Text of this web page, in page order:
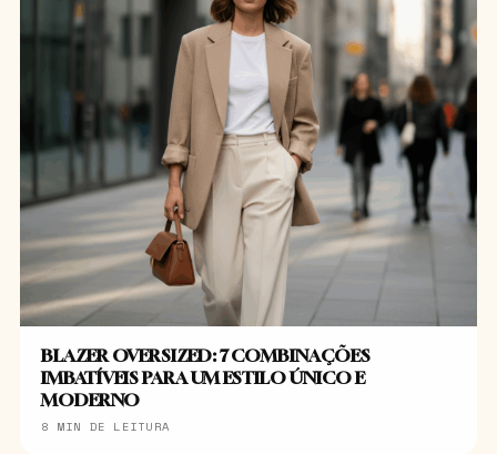
BLAZER OVERSIZED: 7 COMBINAÇÕES
IMBATÍVEIS PARA UM ESTILO ÚNICO E
MODERNO
8 MIN DE LEITURA